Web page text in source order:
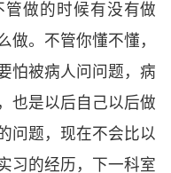
做的时候有没有做
做。不管你懂不懂，
怕被病人问问题，病
也是以后自己以后做
问题，现在不会比以
习的经历，下一科室